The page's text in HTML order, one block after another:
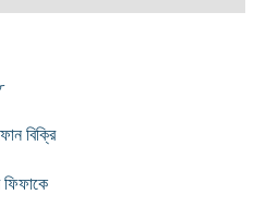
বিক্রি
ফিফাকে